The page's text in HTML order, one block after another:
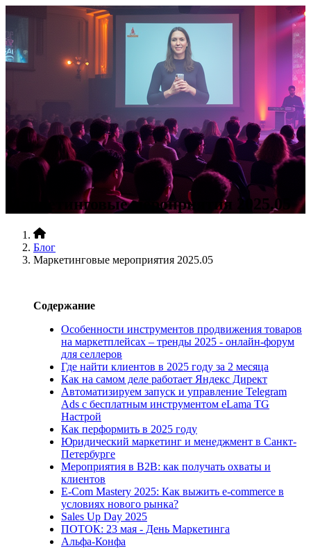
Опыт
Блог
Контакты
Промо-акция!
Вакансии
+7 (812)
467•96•99
Маркетинговые мероприятия 2025.05
Блог
Маркетинговые мероприятия 2025.05
Содержание
Особенности инструментов продвижения товаров
на маркетплейсах – тренды 2025 - онлайн-форум
для селлеров
Где найти клиентов в 2025 году за 2 месяца
Как на самом деле работает Яндекс Директ
Автоматизируем запуск и управление Telegram
Ads с бесплатным инструментом eLama TG
Настрой
Как перформить в 2025 году
Юридический маркетинг и менеджмент в Санкт-
Петербурге
Мероприятия в B2B: как получать охваты и
клиентов
E-Com Mastery 2025: Как выжить e-commerce в
условиях нового рынка?
Sales Up Day 2025
ПОТОК: 23 мая - День Маркетинга
Альфа-Конфа